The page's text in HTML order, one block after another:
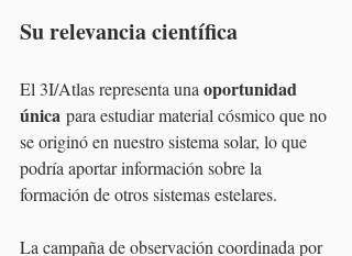
Su relevancia científica
El 3I/Atlas representa una oportunidad
única para estudiar material cósmico que no
se originó en nuestro sistema solar, lo que
podría aportar información sobre la
formación de otros sistemas estelares.
La campaña de observación coordinada por